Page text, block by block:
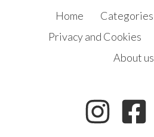
Home Categories
Privacy and Cookies
About us